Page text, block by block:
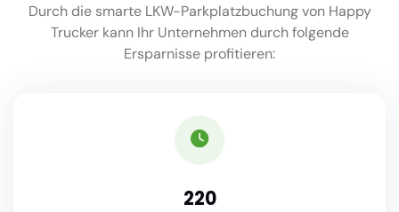
Durch die smarte LKW-Parkplatzbuchung von Happy
Trucker kann Ihr Unternehmen durch folgende
Ersparnisse profitieren:
220